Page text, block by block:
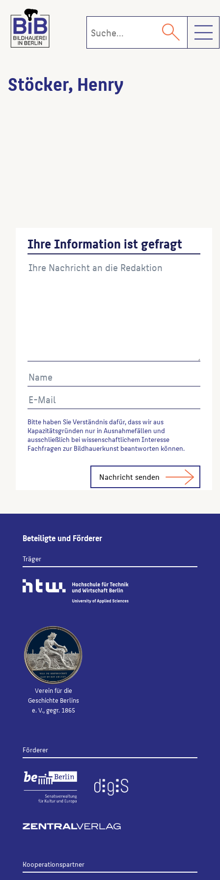
Stöcker, Henry
Ihre Information ist gefragt
Bitte haben Sie Verständnis dafür, dass wir aus
Kapazitätsgründen nur in Ausnahmefällen und
ausschließlich bei wissenschaftlichem Interesse
Fachfragen zur Bildhauerkunst beantworten können.
Beteiligte und Förderer
Träger
Verein für die
Geschichte Berlins
e. V., gegr. 1865
Förderer
Kooperationspartner